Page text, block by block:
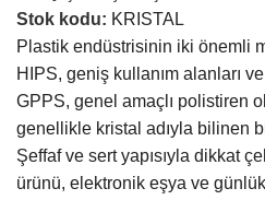
Stok kodu: KRISTAL
Plastik endüstrisinin iki önemli
HIPS, geniş kullanım alanları
GPPS, genel amaçlı polistiren
genellikle kristal adıyla bilinen
Şeffaf ve sert yapısıyla dikkat
ürünü, elektronik eşya ve